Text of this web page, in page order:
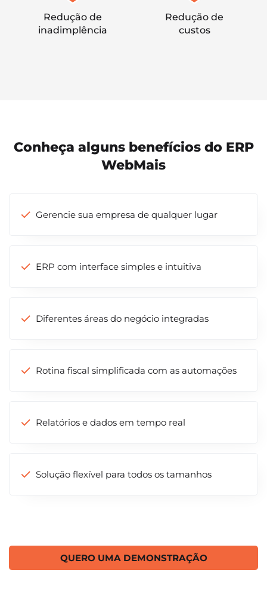
Redução de
inadimplência
Redução de
custos
Conheça alguns benefícios do ERP
WebMais
Gerencie sua empresa de qualquer lugar
ERP com interface simples e intuitiva
Diferentes áreas do negócio integradas
Rotina fiscal simplificada com as automações
Relatórios e dados em tempo real
Solução flexível para todos os tamanhos
QUERO UMA DEMONSTRAÇÃO